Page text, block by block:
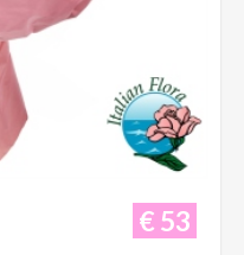
€ 53